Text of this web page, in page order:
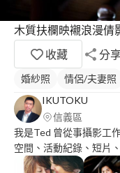
木質扶欄映襯浪漫倩
收藏
分
婚紗照 情侶/夫妻照
IKUTOKU
信義區
我是Ted 曾從事攝影工
空間、活動紀錄、短片
參伍零捌伍陸零玖